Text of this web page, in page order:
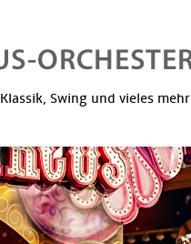
Swing und vieles mehr